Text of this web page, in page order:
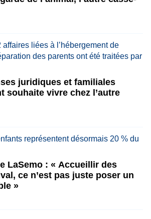
juridiques et familiales
souhaite vivre chez l’autre
LaSemo : « Accueillir des
ce n’est pas juste poser un
»